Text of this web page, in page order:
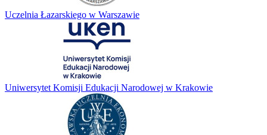
Uczelnia Łazarskiego w Warszawie
Uniwersytet Komisji Edukacji Narodowej w Krakowie